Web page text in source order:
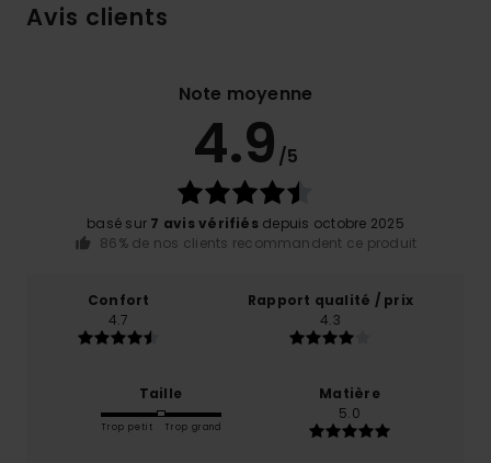
Avis clients
Note moyenne
4.9 /5
basé sur 7 avis vérifiés depuis octobre 2025
86% de nos clients recommandent ce produit
Confort
4.7
Rapport qualité / prix
4.3
Taille
Trop petit Trop grand
Matière
5.0